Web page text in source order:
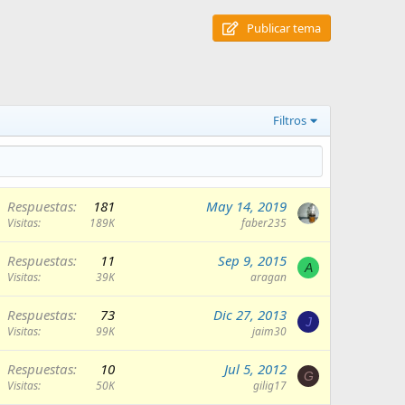
Publicar tema
Filtros
Respuestas 181
Visitas 189K
May 14, 2019
faber235
Respuestas 11
Visitas 39K
Sep 9, 2015
aragan
A
Respuestas 73
Visitas 99K
Dic 27, 2013
jaim30
J
Respuestas 10
Visitas 50K
Jul 5, 2012
gilig17
G